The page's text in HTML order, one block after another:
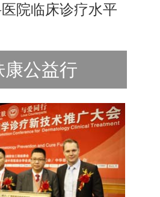
院临床诊疗水平
康公益行